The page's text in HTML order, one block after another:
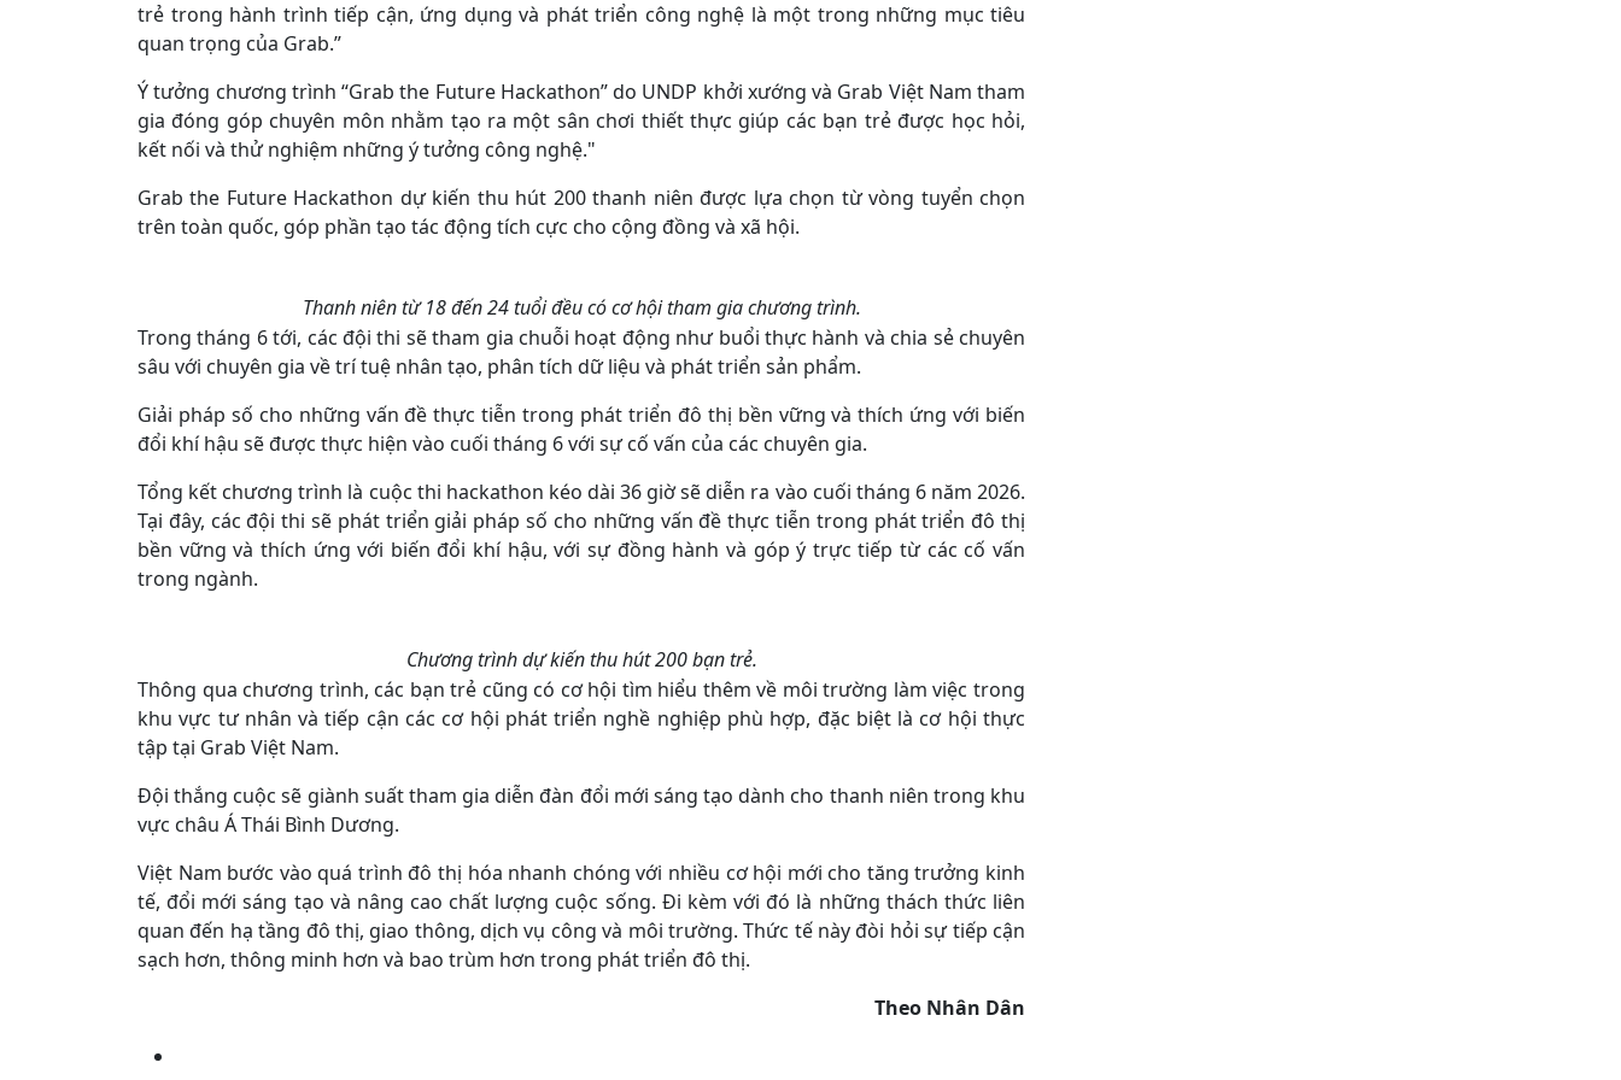
trẻ trong hành trình tiếp cận, ứng dụng và phát triển công nghệ là một trong những mục tiêu
quan trọng của Grab.”
Ý tưởng chương trình “Grab the Future Hackathon” do UNDP khởi xướng và Grab Việt Nam tham
gia đóng góp chuyên môn nhằm tạo ra một sân chơi thiết thực giúp các bạn trẻ được học hỏi,
kết nối và thử nghiệm những ý tưởng công nghệ."
Grab the Future Hackathon dự kiến thu hút 200 thanh niên được lựa chọn từ vòng tuyển chọn
trên toàn quốc, góp phần tạo tác động tích cực cho cộng đồng và xã hội.
Thanh niên từ 18 đến 24 tuổi đều có cơ hội tham gia chương trình.
Trong tháng 6 tới, các đội thi sẽ tham gia chuỗi hoạt động như buổi thực hành và chia sẻ chuyên
sâu với chuyên gia về trí tuệ nhân tạo, phân tích dữ liệu và phát triển sản phẩm.
Giải pháp số cho những vấn đề thực tiễn trong phát triển đô thị bền vững và thích ứng với biến
đổi khí hậu sẽ được thực hiện vào cuối tháng 6 với sự cố vấn của các chuyên gia.
Tổng kết chương trình là cuộc thi hackathon kéo dài 36 giờ sẽ diễn ra vào cuối tháng 6 năm 2026.
Tại đây, các đội thi sẽ phát triển giải pháp số cho những vấn đề thực tiễn trong phát triển đô thị
bền vững và thích ứng với biến đổi khí hậu, với sự đồng hành và góp ý trực tiếp từ các cố vấn
trong ngành.
Chương trình dự kiến thu hút 200 bạn trẻ.
Thông qua chương trình, các bạn trẻ cũng có cơ hội tìm hiểu thêm về môi trường làm việc trong
khu vực tư nhân và tiếp cận các cơ hội phát triển nghề nghiệp phù hợp, đặc biệt là cơ hội thực
tập tại Grab Việt Nam.
Đội thắng cuộc sẽ giành suất tham gia diễn đàn đổi mới sáng tạo dành cho thanh niên trong khu
vực châu Á Thái Bình Dương.
Việt Nam bước vào quá trình đô thị hóa nhanh chóng với nhiều cơ hội mới cho tăng trưởng kinh
tế, đổi mới sáng tạo và nâng cao chất lượng cuộc sống. Đi kèm với đó là những thách thức liên
quan đến hạ tầng đô thị, giao thông, dịch vụ công và môi trường. Thức tế này đòi hỏi sự tiếp cận
sạch hơn, thông minh hơn và bao trùm hơn trong phát triển đô thị.
Theo Nhân Dân